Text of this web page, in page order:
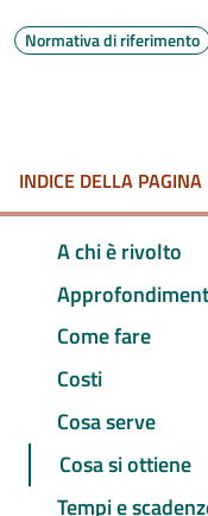
Normativa di riferimento
INDICE DELLA PAGINA
A chi è rivolto
Come fare
Costi
Cosa serve
Cosa si ottiene
Tempi e